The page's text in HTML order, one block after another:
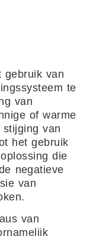
gebruik van
te
van
of warme
van
het gebruik
die
negatieve
van
van